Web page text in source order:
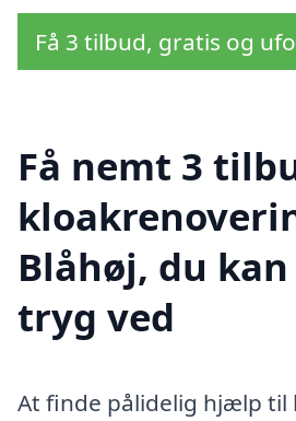
Få 3 tilbud, gratis og
Få nemt 3
Blåhøj, du
tryg ved
At finde pålidelig hjælp til